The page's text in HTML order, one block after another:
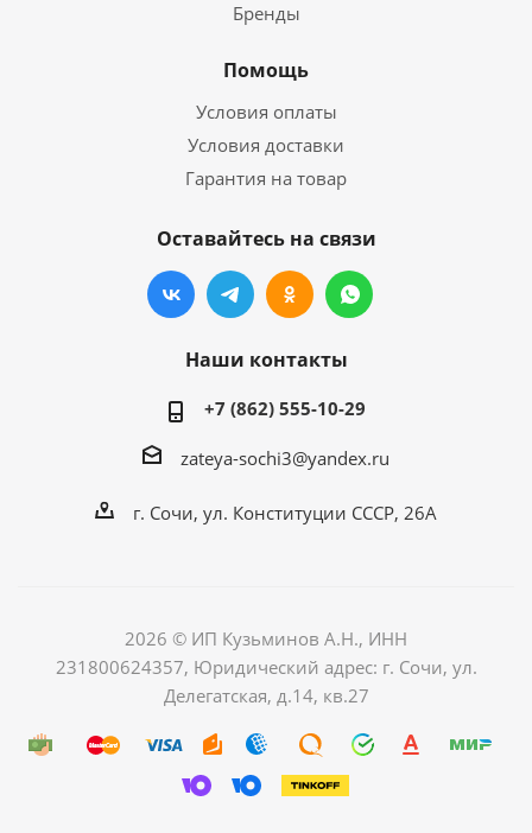
Бренды
Помощь
Условия оплаты
Условия доставки
Гарантия на товар
Оставайтесь на связи
Наши контакты
+7 (862) 555-10-29
zateya-sochi3@yandex.ru
г. Сочи, ул. Конституции СССР, 26А
2026 © ИП Кузьминов А.Н., ИНН
231800624357, Юридический адрес: г. Сочи, ул.
Делегатская, д.14, кв.27